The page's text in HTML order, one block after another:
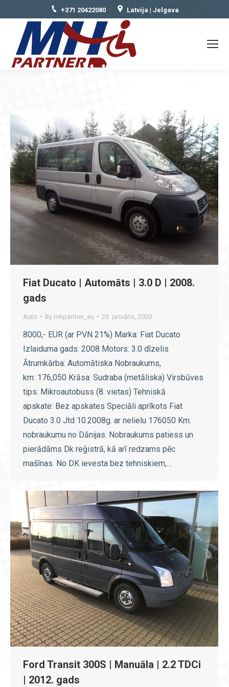
+371 20422080 Latvija | Jelgava
Fiat Ducato | Automāts | 3.0 D | 2008.
gads
Auto By mhpartner_eu 23. janvāris, 2020
8000,- EUR (ar PVN 21%) Marka: Fiat Ducato
Izlaiduma gads: 2008 Motors: 3.0 dīzelis
Ātrumkārba: Automātiska Nobraukums,
km: 176,050 Krāsa: Sudraba (metāliska) Virsbūves
tips: Mikroautobuss (8. vietas) Tehniskā
apskate: Bez apskates Speciāli aprīkots Fiat
Ducato 3.0 Jtd 10.2008g. ar nelielu 176050 Km.
nobraukumu no Dānijas. Nobraukums patiess un
pierādāms Dk reģistrā, kā arī redzams pēc
mašīnas. No DK ievesta bez tehniskiem,…
Ford Transit 300S | Manuāla | 2.2 TDCi
| 2012. gads